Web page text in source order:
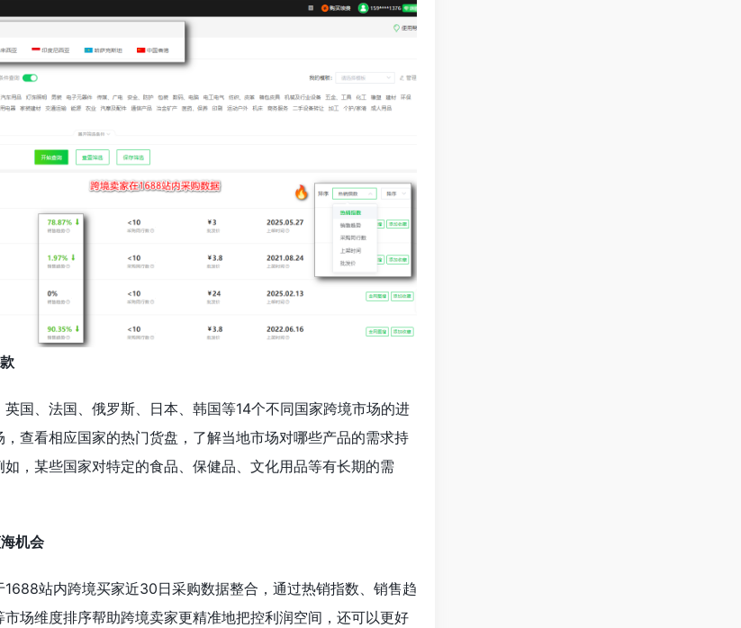
英国、法国、俄罗斯、日本、韩国等14个不同国家跨境市场的进
查看相应国家的热门货盘，了解当地市场对哪些产品的需求持
，某些国家对特定的食品、保健品、文化用品等有长期的需
机会
1688站内跨境买家近30日采购数据整合，通过热销指数、销售趋
场维度排序帮助跨境卖家更精准地把控利润空间，还可以更好